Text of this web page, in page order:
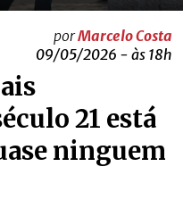
porMarcelo Costa
09/05/2026 - às 18h
21 está
ninguem